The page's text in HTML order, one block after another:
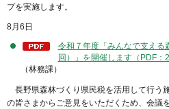
プを実施します。
8月6日
令和７年度「みんなで支える
回）」を開催します（PDF：
（林務課）
長野県森林づくり県民税を活用して行う
の皆さまからご意見をいただくため、会議